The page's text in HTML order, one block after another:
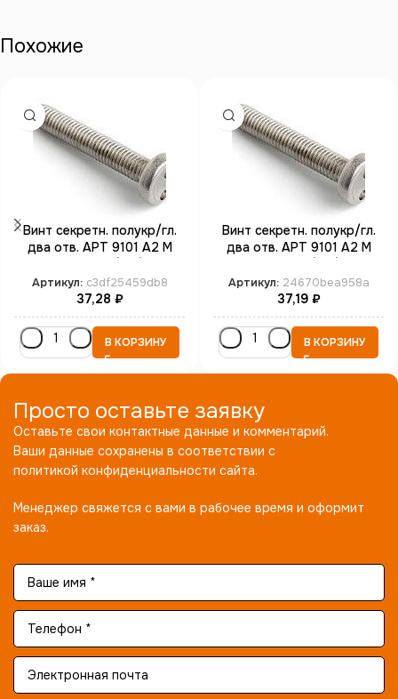
Похожие
Винт секретн. полукр/гл.
два отв. АРТ 9101 А2 M
Артикул: c3df25459db8
37,28 ₽
В КОРЗИНУ
Винт секретн. полукр/гл.
два отв. АРТ 9101 А2 M
Артикул: 24670bea958a
37,19 ₽
В КОРЗИНУ
Просто оставьте заявку
Оставьте свои контактные данные и комментарий.
Ваши данные сохранены в соответствии с
политикой конфиденциальности сайта.
Менеджер свяжется с вами в рабочее время и оформит
заказ.